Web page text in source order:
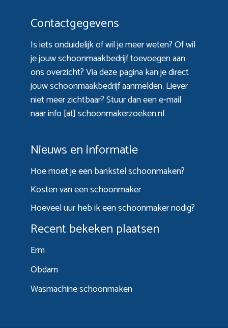
Contactgegevens
Is iets onduidelijk of wil je meer weten? Of wil
je jouw schoonmaakbedrijf toevoegen aan
ons overzicht? Viadeze paginakan je direct
jouw schoonmaakbedrijf aanmelden. Liever
niet meer zichtbaar? Stuur dan een e-mail
naar info [at] schoonmakerzoeken.nl
Nieuws en informatie
Hoe moet je een bankstel schoonmaken?
Kosten van een schoonmaker
Hoeveel uur heb ik een schoonmaker nodig?
Recent bekeken plaatsen
Erm
Obdam
Wasmachine schoonmaken